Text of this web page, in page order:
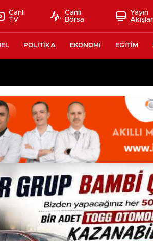
Canlı
TV
Canlı
Borsa
Yayın
POLİTİKA EKONOMİ EĞİTİM